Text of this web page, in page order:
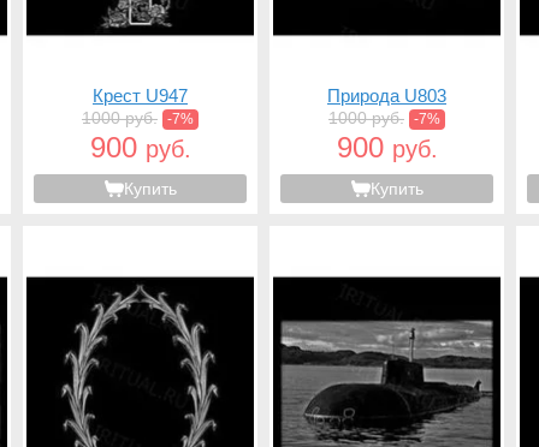
Крест U947
1000 руб. -7%
900 руб.
Купить
Природа U803
1000 руб. -7%
900 руб.
Купить